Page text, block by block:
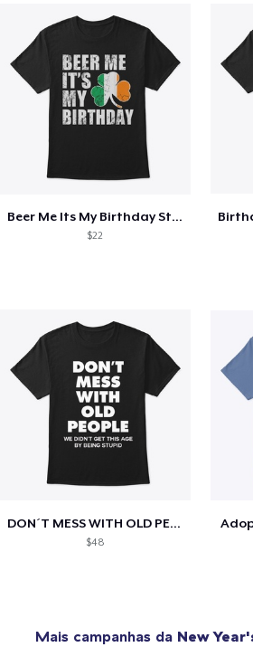
Beer Me Its My Birthday St Patricks Day
$22
DON´T MESS WITH OLD PEOPLE
$48
Mais campanhas da New